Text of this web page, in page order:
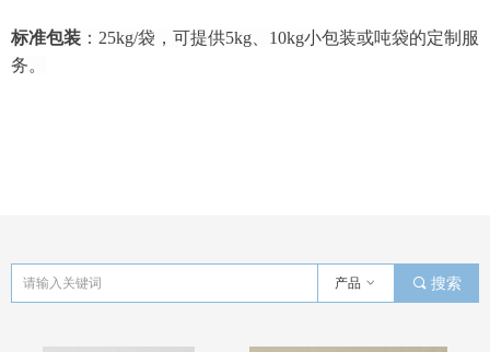
标准包装 ：25kg/袋，可提供5kg、10kg小包装或吨袋的定制服
务。
끠 搜索
产品 ꀁ